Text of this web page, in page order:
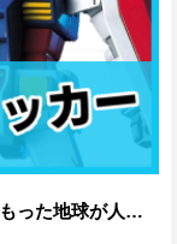
するんだ（汗だく）」